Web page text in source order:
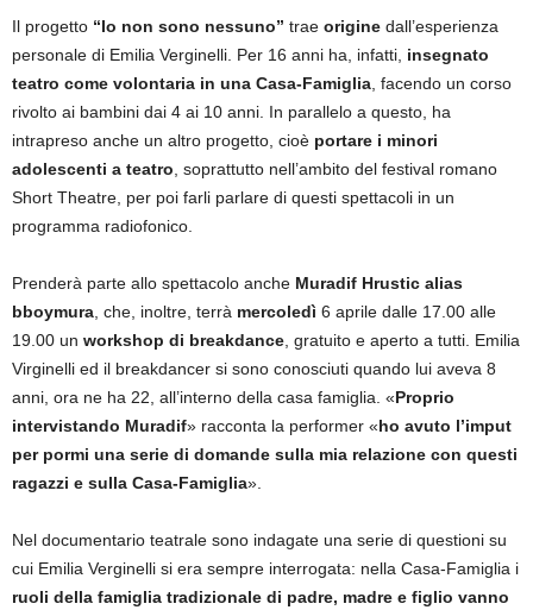
Il progetto “Io non sono nessuno” trae origine dall’esperienza
personale di Emilia Verginelli. Per 16 anni ha, infatti, insegnato
teatro come volontaria in una Casa-Famiglia, facendo un corso
rivolto ai bambini dai 4 ai 10 anni. In parallelo a questo, ha
intrapreso anche un altro progetto, cioè portare i minori
adolescenti a teatro, soprattutto nell’ambito del festival romano
Short Theatre, per poi farli parlare di questi spettacoli in un
programma radiofonico.
Prenderà parte allo spettacolo anche Muradif Hrustic alias
bboymura, che, inoltre, terrà mercoledì 6 aprile dalle 17.00 alle
19.00 un workshop di breakdance, gratuito e aperto a tutti. Emilia
Virginelli ed il breakdancer si sono conosciuti quando lui aveva 8
anni, ora ne ha 22, all’interno della casa famiglia. «Proprio
intervistando Muradif» racconta la performer «ho avuto l’imput
per pormi una serie di domande sulla mia relazione con questi
ragazzi e sulla Casa-Famiglia».
Nel documentario teatrale sono indagate una serie di questioni su
cui Emilia Verginelli si era sempre interrogata: nella Casa-Famiglia i
ruoli della famiglia tradizionale di padre, madre e figlio vanno